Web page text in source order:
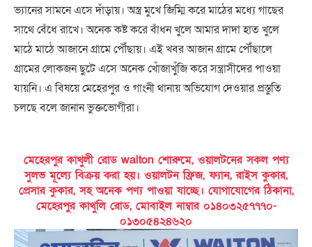
ভ্যানের সামনে এসে দাঁড়ায়। অস্ত্র মুখে জিম্মি করে মাঠের মধ্যে গাছের
সাথে বেঁধে রাখে। অনেক কষ্ট করে বাঁধন খুলে আমার দাদা হাত খুলে
মাঠে মাঠে আজানে গ্রামে পৌঁছায়। এই খবর আজান গ্রামে পৌঁছালে
গ্রামের লোকজন ছুটে এসে অনেক খোঁজাখুঁজি করে সন্ত্রাসীদের পাওয়া
যায়নি। এ বিষয়ে মেহেরপুর ও গাংনী থানায় অভিযোগ দেওয়ার প্রস্তুতি
চলছে বলে জানান ভুক্তভোগীরা।
মেহেরপুর কাথুলী রোড walton শোরুমে, ওয়ালটনের সকল পণ্য
সুলভ মূল্যে বিক্রয় করা হয়। ওয়ালটন ফ্রিজ, ফ্যান, রাইস কুকার,
প্রেসার কুকার, সহ অনেক পণ্য পাওয়া যাচ্ছে। যোগাযোগের ঠিকানা,
মেহেরপুর কাথুলি রোড, মোবাইল নাম্বার ০১৪০৩২৫৭৭৭০-
০১৩০৫৪২৪৬২০